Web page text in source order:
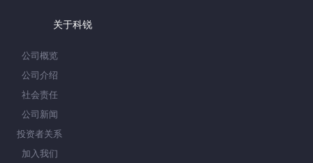
关于科锐
公司概览
公司介绍
社会责任
公司新闻
投资者关系
加入我们